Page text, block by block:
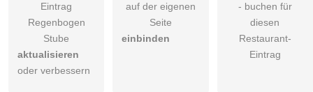
Eintrag
Regenbogen
Stube
aktualisieren
oder verbessern
auf der eigenen
Seite
einbinden
- buchen für
diesen
Restaurant-
Eintrag